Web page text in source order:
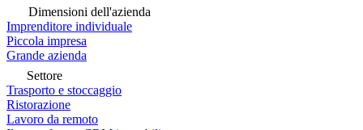
Dimensioni dell'azienda
Imprenditore individuale
Piccola impresa
Grande azienda
Settore
Trasporto e stoccaggio
Ristorazione
Lavoro da remoto